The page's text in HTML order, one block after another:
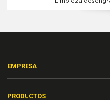
EMPRESA
PRODUCTOS